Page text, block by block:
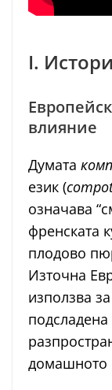
I.
влияние
Думата
език (
означава
френската
плодово
Източна
използва
домашното